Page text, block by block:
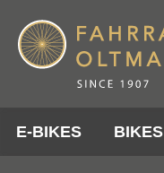
E-BIKES BIKES